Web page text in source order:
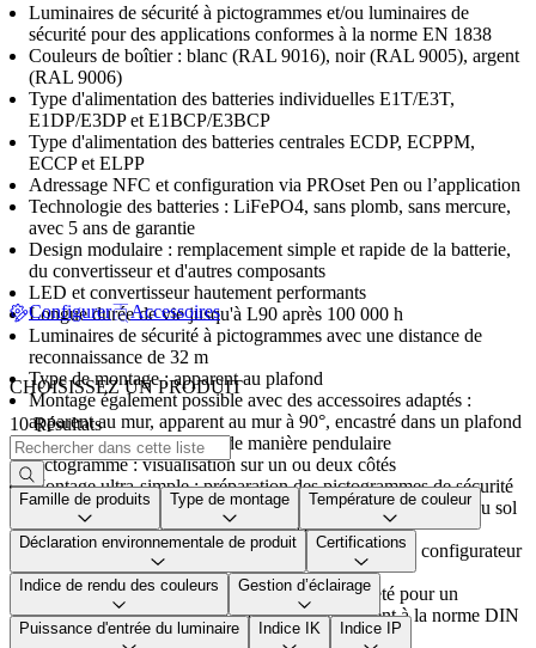
Luminaires de sécurité à pictogrammes et/ou luminaires de
sécurité pour des applications conformes à la norme EN 1838
Couleurs de boîtier : blanc (RAL 9016), noir (RAL 9005), argent
(RAL 9006)
Type d'alimentation des batteries individuelles E1T/E3T,
E1DP/E3DP et E1BCP/E3BCP
Type d'alimentation des batteries centrales ECDP, ECPPM,
ECCP et ELPP
Adressage NFC et configuration via PROset Pen ou l’application
Technologie des batteries : LiFePO4, sans plomb, sans mercure,
avec 5 ans de garantie
Design modulaire : remplacement simple et rapide de la batterie,
du convertisseur et d'autres composants
LED et convertisseur hautement performants
Longue durée de vie jusqu'à L90 après 100 000 h
Luminaires de sécurité à pictogrammes avec une distance de
reconnaissance de 32 m
Type de montage : apparent au plafond
Montage également possible avec des accessoires adaptés :
apparent au mur, apparent au mur à 90°, encastré dans un plafond
ou suspendu par câble ou de manière pendulaire
Pictogramme : visualisation sur un ou deux côtés
Montage ultra-simple : préparation des pictogrammes de sécurité
(montage du pictogramme, réglage des lentilles Spot / ERI au sol
et encliquetage dans le boîtier de base)
Tous les symboles ISO 7010 sont disponibles via le configurateur
Crossign Pro « myProduct ».
Technique d’éclairage : guide de lumière breveté pour un
éclairage homogène (> 500 cd/m² conformément à la norme DIN
4844).
Configurer Accessoires
CHOISISSEZ UN PRODUIT
10 Résultats
Famille de produits Type de montage Température de couleur
Déclaration environnementale de produit Certifications
Indice de rendu des couleurs Gestion d’éclairage
Puissance d'entrée du luminaire Indice IK Indice IP